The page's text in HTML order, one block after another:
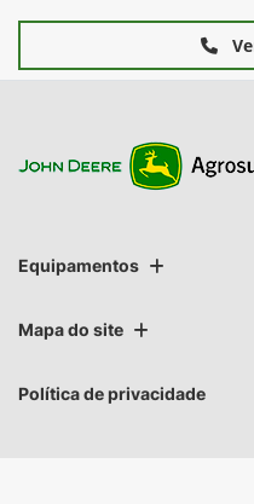
Equipamentos
Mapa do site
Política de privacidade